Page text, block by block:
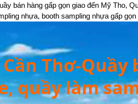
bán hàng gấp gọn giao đến Mỹ Tho,
nhựa, booth sampling nhựa gấp gọn
Thơ-Quầy
quầy làm